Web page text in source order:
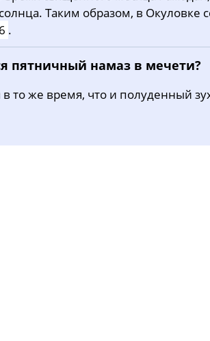
12:47
Таким образом, в Окуловке
.
пятничный намаз в мечети?
то же время, что и полуденный